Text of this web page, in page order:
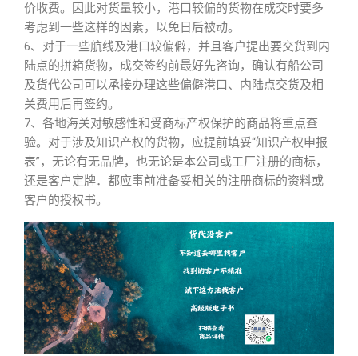
价收费。因此对货量较小，港口较偏的货物在成交时要多
考虑到一些这样的因素，以免日后被动。
6、对于一些航线及港口较偏僻，并且客户提出要交货到内
陆点的拼箱货物，成交签约前最好先咨询，确认有船公司
及货代公司可以承接办理这些偏僻港口、内陆点交货及相
关费用后再签约。
7、各地海关对敏感性和受商标产权保护的商品将重点查
验。对于涉及知识产权的货物，应提前填妥“知识产权申报
表”，无论有无品牌，也无论是本公司或工厂注册的商标，
还是客户定牌．都应事前准备妥相关的注册商标的资料或
客户的授权书。